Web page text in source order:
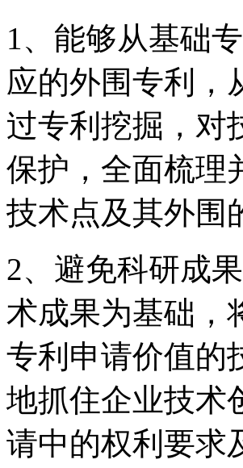
1、能够从基础
应的外围专利，
过专利挖掘，对
保护，全面梳理
技术点及其外围
2、避免科研成
术成果为基础，
专利申请价值的
地抓住企业技术
请中的权利要求